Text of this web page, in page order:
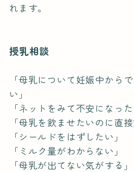
れます。
授乳相談
「母乳について妊娠中から
い」
「ネットをみて不安になっ
「母乳を飲ませたいのに直接
「シールドをはずしたい」
「ミルク量がわからない」
「母乳が出てない気がする